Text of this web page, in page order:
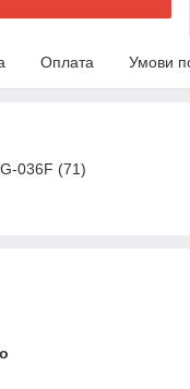
Оплата Умови
036F (71)